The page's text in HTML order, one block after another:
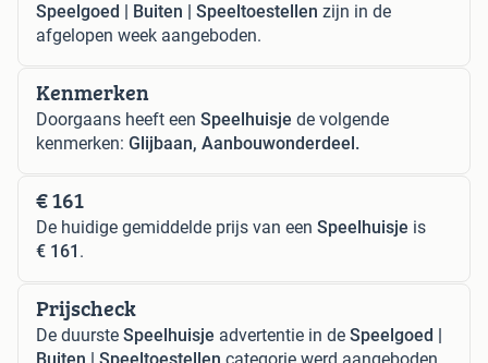
Speelgoed | Buiten | Speeltoestellen zijn in de
afgelopen week aangeboden.
Kenmerken
Doorgaans heeft een Speelhuisje de volgende
kenmerken: Glijbaan, Aanbouwonderdeel.
€ 161
De huidige gemiddelde prijs van een Speelhuisje is
€ 161 .
Prijscheck
De duurste Speelhuisje advertentie in de Speelgoed |